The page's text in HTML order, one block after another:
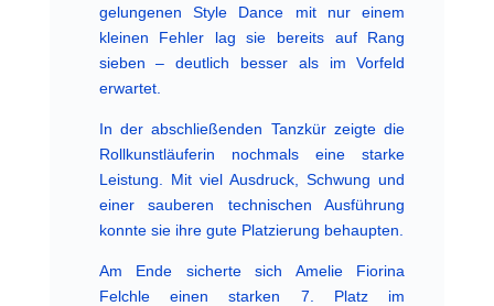
gelungenen Style Dance mit nur einem
kleinen Fehler lag sie bereits auf Rang
sieben – deutlich besser als im Vorfeld
erwartet.
In der abschließenden Tanzkür zeigte die
Rollkunstläuferin nochmals eine starke
Leistung. Mit viel Ausdruck, Schwung und
einer sauberen technischen Ausführung
konnte sie ihre gute Platzierung behaupten.
Am Ende sicherte sich Amelie Fiorina
Felchle einen starken 7. Platz im